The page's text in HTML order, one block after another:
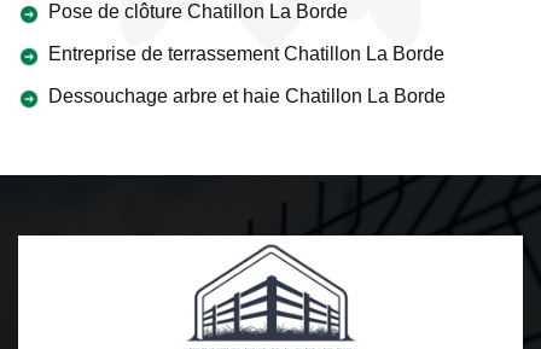
Pose de clôture Chatillon La Borde
Entreprise de terrassement Chatillon La Borde
Dessouchage arbre et haie Chatillon La Borde